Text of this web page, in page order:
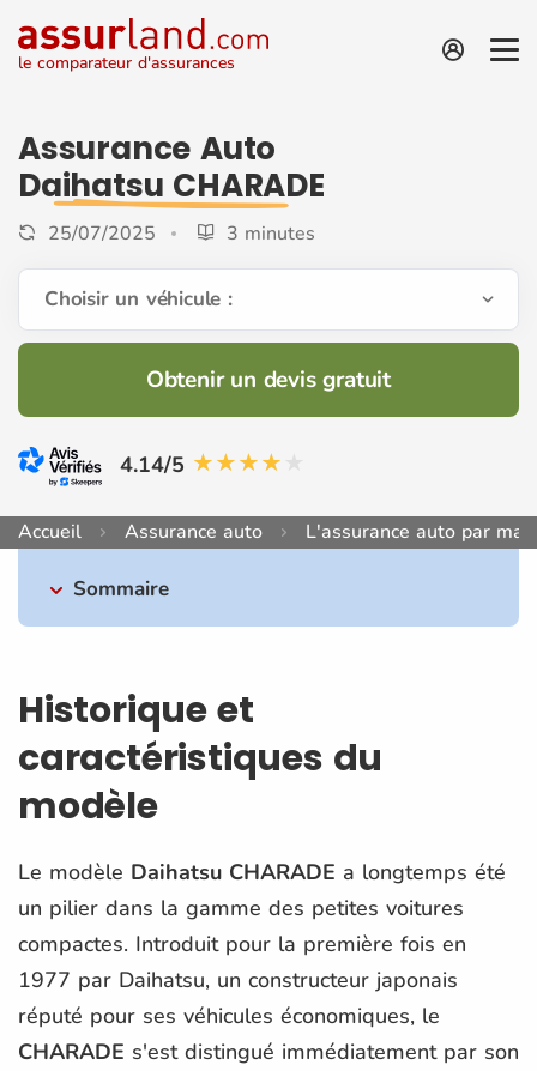
le comparateur d'assurances
Assurance Auto
Daihatsu CHARADE
25/07/2025 3 minutes
Choisir un véhicule :
Obtenir un devis gratuit
4.14/5
Accueil Assurance auto L'assurance auto par
Sommaire
Historique et
caractéristiques du
modèle
Le modèle Daihatsu CHARADE a longtemps été
un pilier dans la gamme des petites voitures
compactes. Introduit pour la première fois en
1977 par Daihatsu, un constructeur japonais
réputé pour ses véhicules économiques, le
CHARADE s'est distingué immédiatement par son